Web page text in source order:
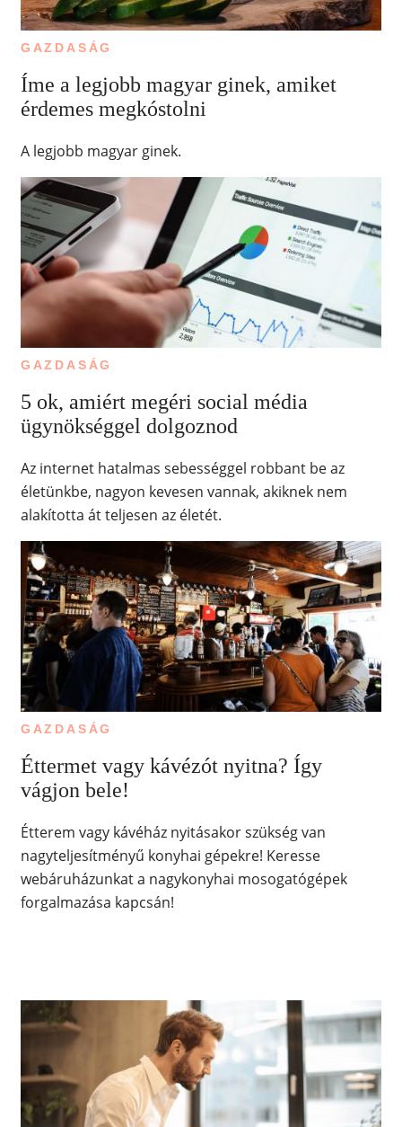
GAZDASÁG
Íme a legjobb magyar ginek, amiket
érdemes megkóstolni
A legjobb magyar ginek.
GAZDASÁG
5 ok, amiért megéri social média
ügynökséggel dolgoznod
Az internet hatalmas sebességgel robbant be az
életünkbe, nagyon kevesen vannak, akiknek nem
alakította át teljesen az életét.
GAZDASÁG
Éttermet vagy kávézót nyitna? Így
vágjon bele!
Étterem vagy kávéház nyitásakor szükség van
nagyteljesítményű konyhai gépekre! Keresse
webáruházunkat a nagykonyhai mosogatógépek
forgalmazása kapcsán!